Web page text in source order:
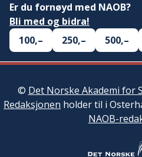
Er du fornøyd med NAOB?
Bli med og bidra!
100,–
250,– 500,–
© Det Norske Akademi for
Redaksjonen holder til i
NAOB-